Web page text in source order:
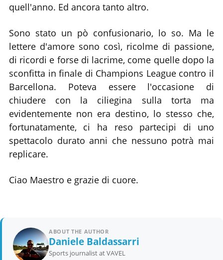
quell'anno. Ed ancora tanto altro.
Sono stato un pò confusionario, lo so. Ma le
lettere d'amore sono così, ricolme di passione,
di ricordi e forse di lacrime, come quelle dopo la
sconfitta in finale di Champions League contro il
Barcellona. Poteva essere l'occasione di
chiudere con la ciliegina sulla torta ma
evidentemente non era destino, lo stesso che,
fortunatamente, ci ha reso partecipi di uno
spettacolo durato anni che nessuno potrà mai
replicare.
Ciao Maestro e grazie di cuore.
ABOUT THE AUTHOR
Daniele Baldassarri
Sports journalist at VAVEL